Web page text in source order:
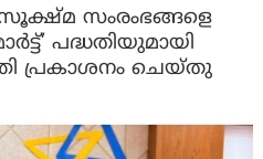
സംരംഭങ്ങളെ
പദ്ധതിയുമായി
പ്രകാശനം ചെയ്തു